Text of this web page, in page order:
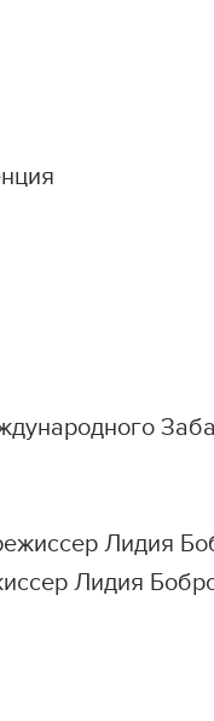
Лидия
Лидия